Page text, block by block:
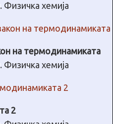
Физичка хемија
на термодинамиката
Физичка хемија
2